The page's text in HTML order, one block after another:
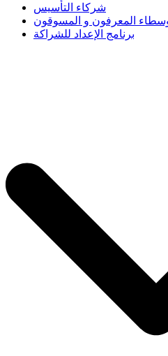
شركاء التأسيس
المعرفون و المسوقون
برنامج الإعداد للشراكة